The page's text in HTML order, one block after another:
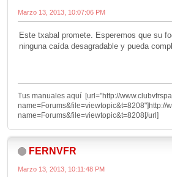
Marzo 13, 2013, 10:07:06 PM
Este txabal promete. Esperemos que su
ninguna caída desagradable y pueda
Tus manuales aquí [url="http://
name=Forums&file=viewtopic&t=8208"]http://
name=Forums&file=viewtopic&t=8208[/url]
FERNVFR
Marzo 13, 2013, 10:11:48 PM